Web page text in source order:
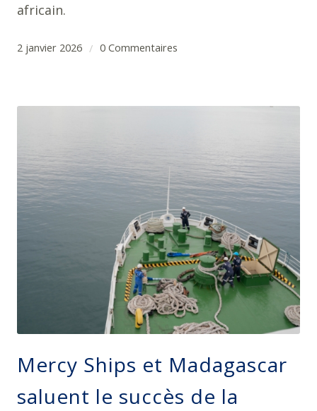
africain.
2 janvier 2026 / 0 Commentaires
Mercy Ships et Madagascar
saluent le succès de la